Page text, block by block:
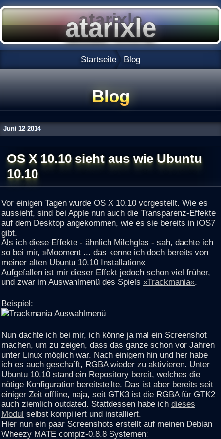
Startseite Blog
Blog
Juni 12 2014
OS X 10.10 sieht aus wie Ubuntu
10.10
Vor einigen Tagen wurde OS X 10.10 vorgestellt. Wie es
aussieht, sind bei Apple nun auch die Transparenz-Effekte
auf dem Desktop angekommen, wie es sie bereits in iOS7
gibt.
Als ich diese Effekte - ähnlich Milchglas - sah, dachte ich
so bei mir, »Mooment ... das kenne ich doch bereits von
meiner alten Ubuntu 10.10 Installation«
Aufgefallen ist mir dieser Effekt jedoch schon viel früher,
und zwar im Auswahlmenü des Spiels »Trackmania«.
Beispiel:
Nun dachte ich bei mir, ich könne ja mal ein Screenshot
machen, um zu zeigen, dass das ganze schon vor Jahren
unter Linux möglich war. Nach einigem hin und her habe
ich es auch geschafft, RGBA wieder zu aktivieren. Unter
Ubuntu 10.10 stand ein Repository bereit, welches die
nötige Konfiguration bereitstellte. Das ist aber bereits seit
einiger Zeit offline, naja, seit GTK3 ist die RGBA für GTK2
auch ziemlich outdated. Stattdessen habe ich dieses
Modul selbst kompiliert und installiert.
Hier nun ein paar Screenshots erstellt auf meinen Debian
Wheezy MATE compiz-0.8.8 Systemen: